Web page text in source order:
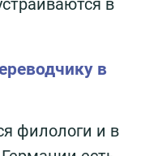
в
в
филологи и в